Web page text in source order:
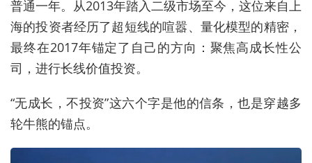
普通一年。从2013年踏入二级市场至今，这位来自上
海的投资者经历了超短线的喧嚣、量化模型的精密，
最终在2017年锚定了自己的方向：聚焦高成长性公
司，进行长线价值投资。
“无成长，不投资”这六个字是他的信条，也是穿越多
轮牛熊的锚点。